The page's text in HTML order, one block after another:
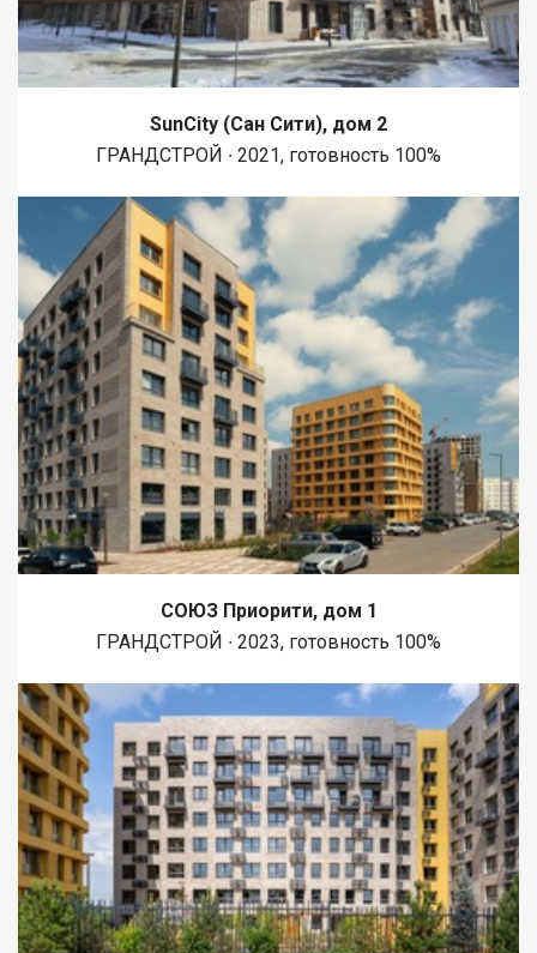
SunCity (Сан Сити), дом 2
ГРАНДСТРОЙ ∙ 2021, готовность 100%
СОЮЗ Приорити, дом 1
ГРАНДСТРОЙ ∙ 2023, готовность 100%